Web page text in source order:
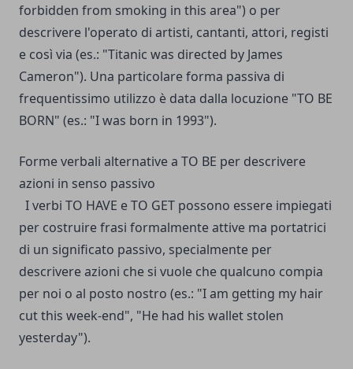
forbidden from smoking in this area") o per
descrivere l'operato di artisti, cantanti, attori, registi
e così via (es.: "Titanic was directed by James
Cameron"). Una particolare forma passiva di
frequentissimo utilizzo è data dalla locuzione "TO BE
BORN" (es.: "I was born in 1993").
Forme verbali alternative a TO BE per descrivere
azioni in senso passivo
I verbi TO HAVE e TO GET possono essere impiegati
per costruire frasi formalmente attive ma portatrici
di un significato passivo, specialmente per
descrivere azioni che si vuole che qualcuno compia
per noi o al posto nostro (es.: "I am getting my hair
cut this week-end", "He had his wallet stolen
yesterday").